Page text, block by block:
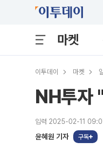
마켓
이투데이 마켓
NH투자
입력 2025-02-11
윤혜원 기자 구독